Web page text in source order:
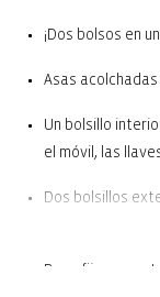
¡Dos bolsos en
Asas
Un bolsillo
el móvil, las
Dos bolsillos
Base fija con